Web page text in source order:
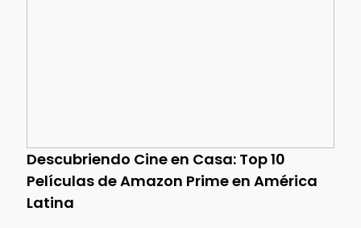
Descubriendo Cine en Casa: Top 10
Películas de Amazon Prime en América
Latina